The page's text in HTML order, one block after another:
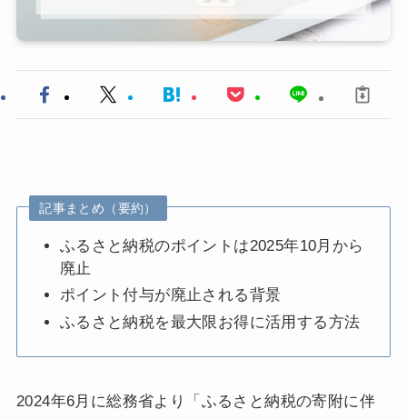
記事まとめ（要約）
ふるさと納税のポイントは2025年10月から
廃止
ポイント付与が廃止される背景
ふるさと納税を最大限お得に活用する方法
2024年6月に総務省より「ふるさと納税の寄附に伴